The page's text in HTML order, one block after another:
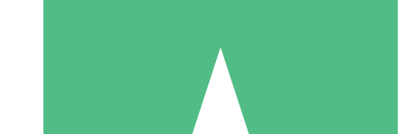
Pacchetti di Crediti Individuali